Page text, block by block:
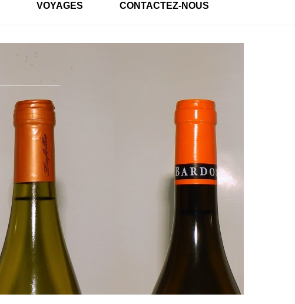
VOYAGES CONTACTEZ-NOUS